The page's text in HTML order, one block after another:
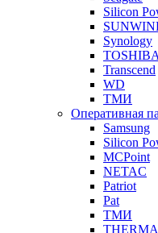
Silicon
Synology
TOSHIBA
Transcend
WD
ТМИ
Оперативная
Samsung
Silicon
MCPoint
NETAC
Patriot
Pat
ТМИ